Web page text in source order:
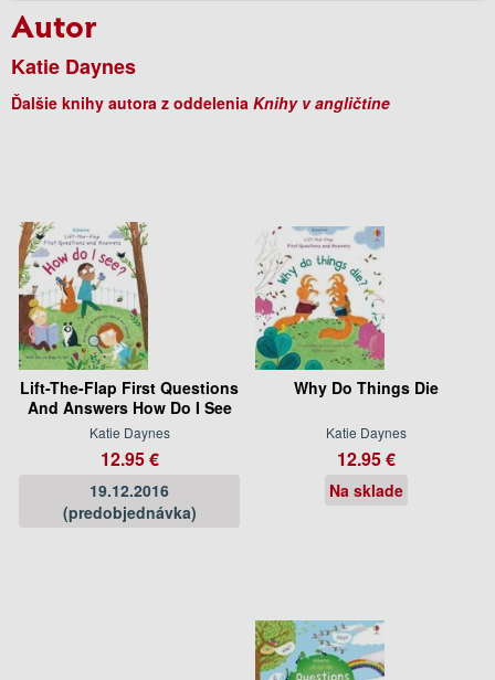
Autor
Katie Daynes
Ďalšie knihy autora z oddelenia Knihy v angličtine
Lift-The-Flap First Questions
And Answers How Do I See
Katie Daynes
12.95 €
19.12.2016
(predobjednávka)
Why Do Things Die
Katie Daynes
12.95 €
Na sklade